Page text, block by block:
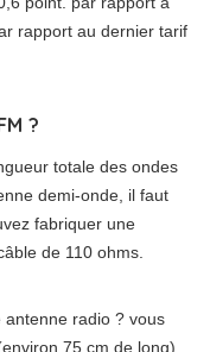
rapport au dernier tarif
?
totale des ondes
demi-onde, il faut
fabriquer une
de 110 ohms.
antenne radio ? vous
75 cm de long)